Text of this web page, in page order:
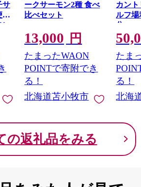
サ
ークサーモン2種 食べ
比べセット
13,000 円
たまったWAON
POINTで寄附でき
る！
北海道苫小牧市
カン
ルフ場
分
たま
る！
北海
の返礼品をみる